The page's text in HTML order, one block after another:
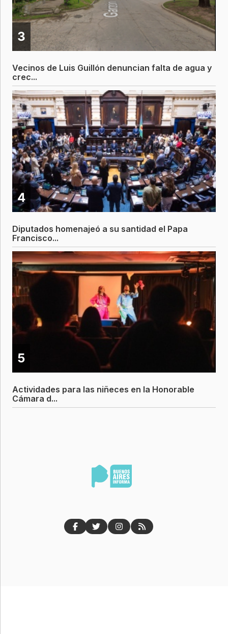
3
Vecinos de Luis Guillón denuncian falta de agua y
crec...
4
Diputados homenajeó a su santidad el Papa
Francisco...
5
Actividades para las niñeces en la Honorable
Cámara d...